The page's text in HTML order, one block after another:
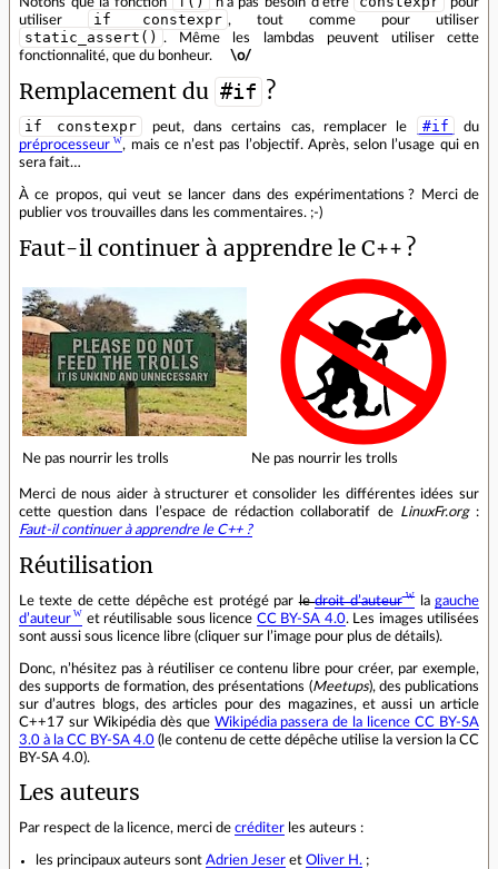
utiliser
if constexpr , tout comme pour utiliser
static_assert()
. Même les lambdas peuvent utiliser cette
fonctionnalité, que du bonheur. \o/
Remplacement du #if ?
if constexpr peut, dans certains cas, remplacer le #if
du
préprocesseur
, mais ce n’est pas l’objectif. Après, selon l’usage qui en
sera fait…
À ce propos, qui veut se lancer dans des expérimentations ? Merci de
publier vos trouvailles dans les commentaires. ;-)
Faut‐il continuer à apprendre le C++ ?
Ne pas nourrir les trolls Ne pas nourrir les trolls
Merci de nous aider à structurer et consolider les différentes idées sur
cette question dans l’espace de rédaction collaboratif de LinuxFr.org:
Faut‐il continuer à apprendre le C++ ?
Réutilisation
Le texte de cette dépêche est protégé parledroit d’auteur lagauche
d’auteur
et réutilisable sous licence CC BY-SA 4.0. Les images utilisées
sont aussi sous licence libre (cliquer sur l’image pour plus de détails).
Donc, n’hésitez pas à réutiliser ce contenu libre pour créer, par exemple,
des supports de formation, des présentations (Meetups), des publications
sur d’autres blogs, des articles pour des magazines, et aussi un article
C++17 sur Wikipédia dès que Wikipédia passera de la licence CC BY-SA
3.0 à la CC BY-SA 4.0 (le contenu de cette dépêche utilise la version la CC
BY-SA 4.0).
Les auteurs
Par respect de la licence, merci de créditer les auteurs :
les principaux auteurs sont Adrien Jeser et Oliver H. ;